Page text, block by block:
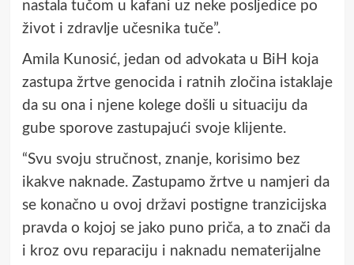
nastala tučom u kafani uz neke posljedice po
život i zdravlje učesnika tuče”.
Amila Kunosić, jedan od advokata u BiH koja
zastupa žrtve genocida i ratnih zločina istaklaje
da su ona i njene kolege došli u situaciju da
gube sporove zastupajući svoje klijente.
“Svu svoju stručnost, znanje, korisimo bez
ikakve naknade. Zastupamo žrtve u namjeri da
se konačno u ovoj državi postigne tranzicijska
pravda o kojoj se jako puno priča, a to znači da
i kroz ovu reparaciju i naknadu nematerijalne